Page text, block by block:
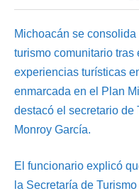
Michoacán se
turismo comunitario
experiencias turísticas
enmarcada en el Plan
destacó el secretario de
Monroy García.
El funcionario explicó
la Secretaría de